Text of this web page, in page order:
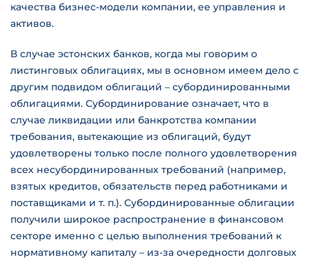
качества бизнес-модели компании, ее управления и
активов.
В случае эстонских банков, когда мы говорим о
листинговых облигациях, мы в основном имеем дело с
другим подвидом облигаций – субординированными
облигациями. Субординирование означает, что в
случае ликвидации или банкротства компании
требования, вытекающие из облигаций, будут
удовлетворены только после полного удовлетворения
всех несубординированных требований (например,
взятых кредитов, обязательств перед работниками и
поставщиками и т. п.). Субординированные облигации
получили широкое распространение в финансовом
секторе именно с целью выполнения требований к
нормативному капиталу – из-за очередности долговых